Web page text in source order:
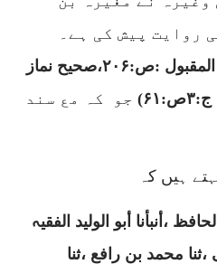
روایت پیش کی ہے۔
المقبول :ص:۲۰۶،صحیح نماز
ج:۳ص: ۶۱) جو
کہ مع سند
ہیں کہ
،أنبأنا أبو الولید الفقیہ
محمد بن رافع ،ثنا